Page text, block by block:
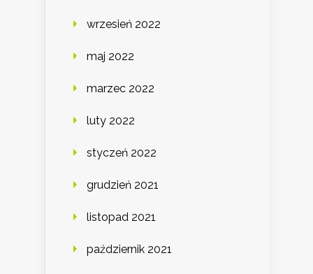
wrzesień 2022
maj 2022
marzec 2022
luty 2022
styczeń 2022
grudzień 2021
listopad 2021
październik 2021